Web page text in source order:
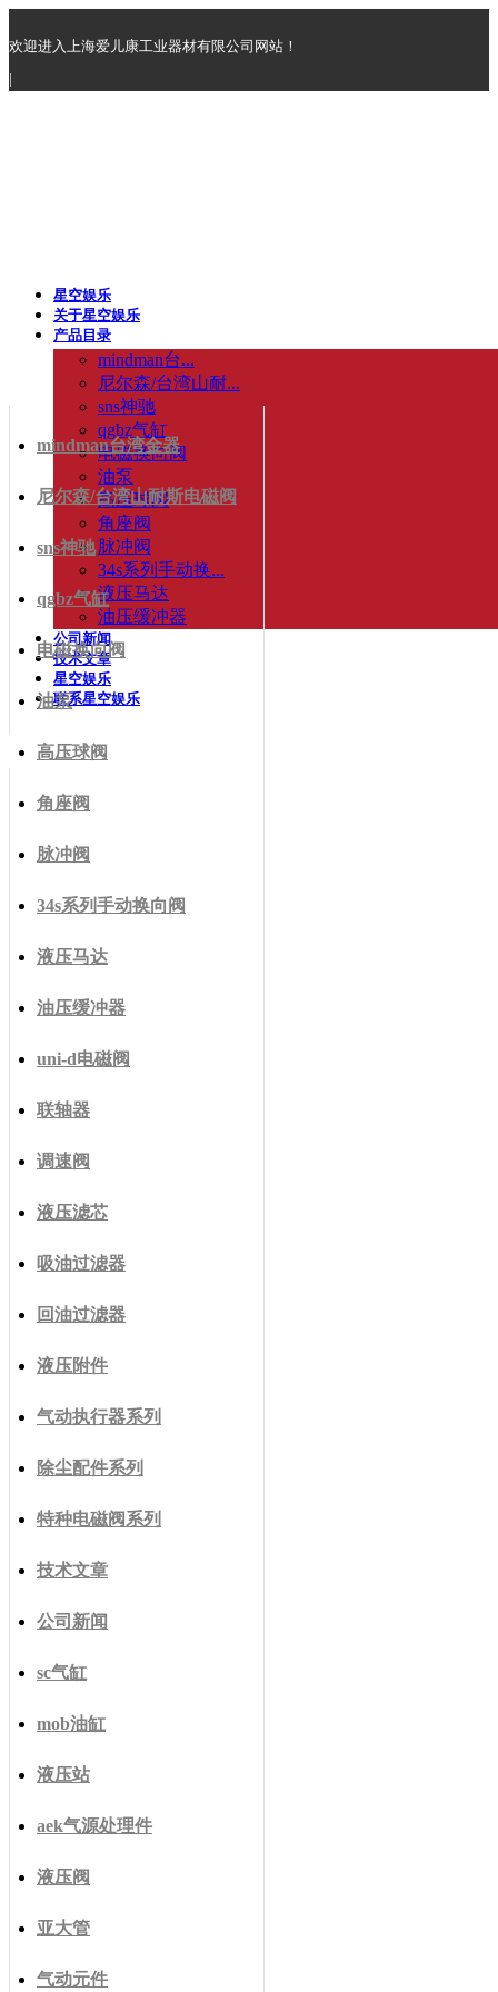
欢迎进入上海爱儿康工业器材有限公司网站！
|
星空娱乐
关于星空娱乐
产品目录
mindman台...
尼尔森/台湾山耐...
sns神驰
qgbz气缸
电磁换向阀
油泵
高压球阀
角座阀
脉冲阀
34s系列手动换...
液压马达
油压缓冲器
公司新闻
技术文章
星空娱乐
联系星空娱乐
mindman台湾金器
尼尔森/台湾山耐斯电磁阀
sns神驰
qgbz气缸
电磁换向阀
油泵
高压球阀
角座阀
脉冲阀
34s系列手动换向阀
液压马达
油压缓冲器
uni-d电磁阀
联轴器
调速阀
液压滤芯
吸油过滤器
回油过滤器
液压附件
气动执行器系列
除尘配件系列
特种电磁阀系列
技术文章
公司新闻
sc气缸
mob油缸
液压站
aek气源处理件
液压阀
亚大管
气动元件